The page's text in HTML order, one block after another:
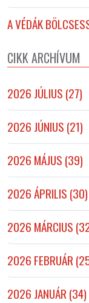
A VÉDÁK
CIKK ARCHÍVUM
2026 JÚLIUS (27)
2026 JÚNIUS (21)
2026 MÁJUS (39)
2026 ÁPRILIS (30)
2026 MÁRCIUS
2026 FEBRUÁR
2026 JANUÁR (34)